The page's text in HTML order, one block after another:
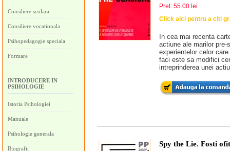
Consiliere scolara
Consiliere vocationala
Psihopedagogie speciala
Formare
INTRODUCERE IN
PSIHOLOGIE
Istoria Psihologiei
Manuale
Psihologie generala
Biografii
Pret: 55.00 lei
Click aici pentru a citi
In cea mai recenta
actiune ale marilor pre-
experientelor celor
faci este sa modifici
intreprinderea unei
Spy the Lie. Fosti